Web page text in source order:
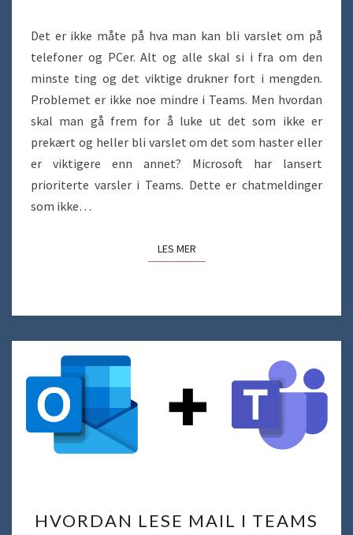
Det er ikke måte på hva man kan bli varslet om på
telefoner og PCer. Alt og alle skal si i fra om den
minste ting og det viktige drukner fort i mengden.
Problemet er ikke noe mindre i Teams. Men hvordan
skal man gå frem for å luke ut det som ikke er
prekært og heller bli varslet om det som haster eller
er viktigere enn annet? Microsoft har lansert
prioriterte varsler i Teams. Dette er chatmeldinger
som ikke…
LES MERLES MER
LESE
HVORDAN LESE MAIL I TEAMS